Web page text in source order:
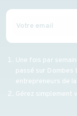
Une fois par
passé sur Dombes
entrepreneurs de
Gérez simplement